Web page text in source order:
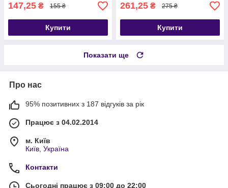
147,25 ₴ 155 ₴
Купити
261,25 ₴ 275 ₴
Купити
Показати ще
Про нас
95% позитивних з 187 відгуків за рік
Працює з 04.02.2014
м. Київ
Київ, Україна
Контакти
Сьогодні працює з 09:00 до 22:00